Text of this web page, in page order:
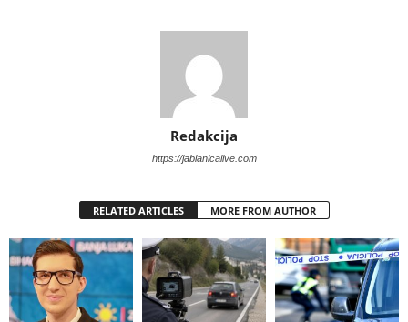
Redakcija
https://jablanicalive.com
RELATED ARTICLES MORE FROM AUTHOR